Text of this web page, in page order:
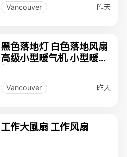
Vancouver 昨天
黑色落地灯 白色落地风扇
高级小型暖气机 小型暖气
Vancouver 昨天
工作大風扇 工作风扇